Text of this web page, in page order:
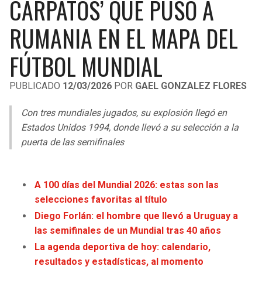
LIGA DE EXPANSIÓN MX
LEAGUES CUP
UEFA EUROPA LEAGUE
UEFA CONFERENCE LEAGUE
MLS
COPA LIBERTADORES
COPA SUDAMERICANA
LIGA BETPLAY
RAIDERS
CHARGERS
RAVENS
STEELERS
TEXANS
COLTS
CAVALIERS
PISTONS
PACERS
HORNETS
HEAT
MAGIC
CÁRPATOS’ QUE PUSO A
RUMANIA EN EL MAPA DEL
FÚTBOL MUNDIAL
PUBLICADO 12/03/2026 POR GAEL GONZALEZ FLORES
Con tres mundiales jugados, su explosión llegó en
Estados Unidos 1994, donde llevó a su selección a la
puerta de las semifinales
A 100 días del Mundial 2026: estas son las
selecciones favoritas al título
Diego Forlán: el hombre que llevó a Uruguay a
las semifinales de un Mundial tras 40 años
La agenda deportiva de hoy: calendario,
resultados y estadísticas, al momento